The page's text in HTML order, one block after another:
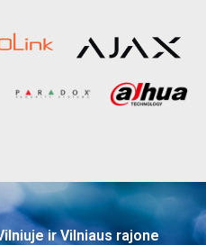
ir Vilniaus rajone